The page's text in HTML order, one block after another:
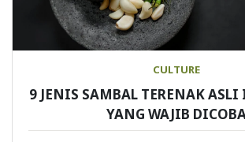
CULTURE
9 JENIS SAMBAL TERENAK
YANG WAJIB